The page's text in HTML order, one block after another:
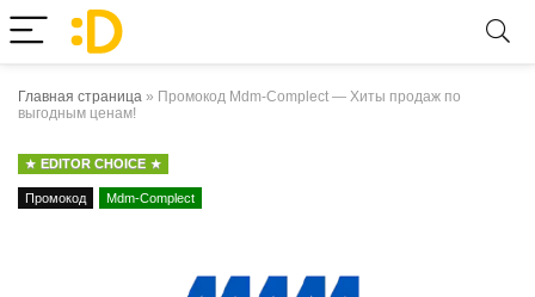
Главная страница » Промокод Mdm-Complect — Хиты продаж по
выгодным ценам!
EDITOR CHOICE
Промокод Mdm-Complect